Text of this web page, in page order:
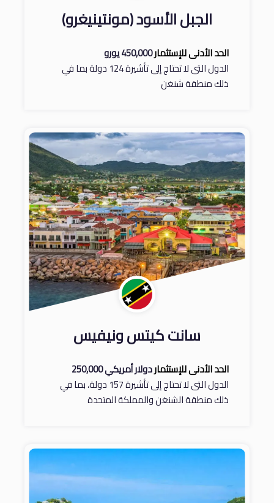
الجبل الأسود (مونتينيغرو)
الحد الأدنى للإستثمار450,000 يورو
الدول التى لا تحتاج إلى تأشيرة 124 دولة بما في
ذلك منطقة شنغن
سانت كيتس ونيفيس
الحد الأدنى للإستثماردولار أمريكي 250,000
الدول التى لا تحتاج إلى تأشيرة 157 دولة، بما في
ذلك منطقة الشنغن والمملكة المتحدة